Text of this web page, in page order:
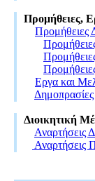
Προμήθειες,
Προμήθειες
Εργα και
Διοικητική
Αναρτήσεις
Αναρτήσεις